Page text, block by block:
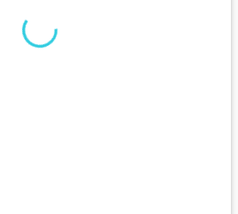
ses sites historiques et
emblématiques comme le